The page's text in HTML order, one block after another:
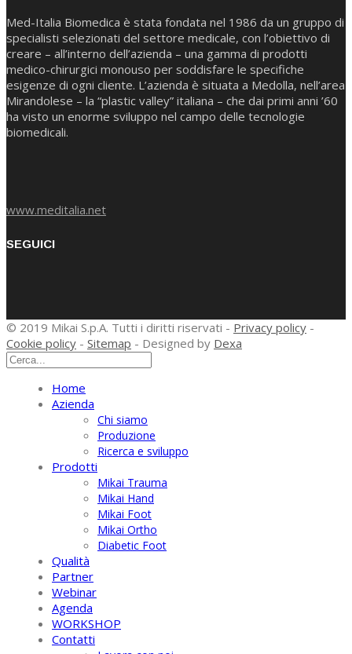
Med-Italia Biomedica è stata fondata nel 1986 da un gruppo di
specialisti selezionati del settore medicale, con l’obiettivo di
creare – all’interno dell’azienda – una gamma di prodotti
medico-chirurgici monouso per soddisfare le specifiche
esigenze di ogni cliente. L’azienda è situata a Medolla, nell’area
Mirandolese – la “plastic valley” italiana – che dai primi anni ’60
ha visto un enorme sviluppo nel campo delle tecnologie
biomedicali.
www.meditalia.net
SEGUICI
© 2019 Mikai S.p.A. Tutti i diritti riservati - Privacy policy -
Cookie policy - Sitemap - Designed by Dexa
Home
Azienda
Chi siamo
Produzione
Ricerca e sviluppo
Prodotti
Mikai Trauma
Mikai Hand
Mikai Foot
Mikai Ortho
Diabetic Foot
Qualità
Partner
Webinar
Agenda
WORKSHOP
Contatti